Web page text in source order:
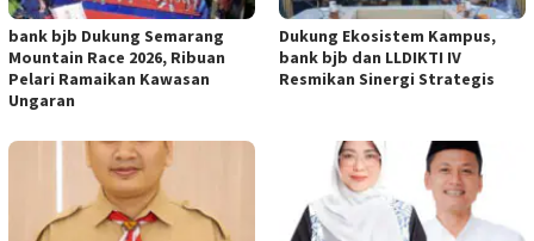
bank bjb Dukung Semarang
Mountain Race 2026, Ribuan
Pelari Ramaikan Kawasan
Ungaran
Dukung Ekosistem Kampus,
bank bjb dan LLDIKTI IV
Resmikan Sinergi Strategis